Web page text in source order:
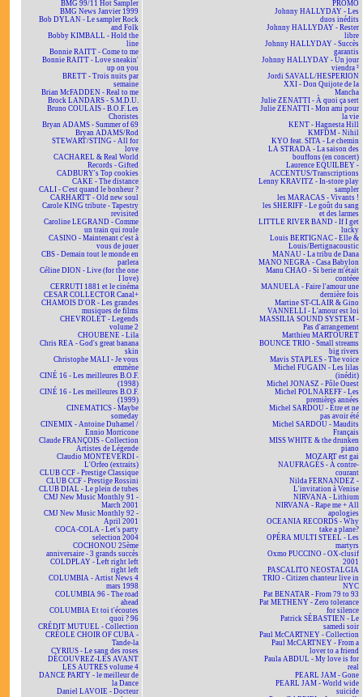
BMG 99/11 Hot Sampler
BMG News Janvier 1999
Bob DYLAN - Le sampler Rock
and Folk
Bobby KIMBALL - Hold the
line
Bonnie RAITT - Come to me
Bonnie RAITT - Love sneakin'
up on you
BRETT - Trois nuits par
semaine
Brian McFADDEN - Real to me
Brock LANDARS - S.M.D.U.
Bruno COULAIS - B.O.F. Les
Choristes
Bryan ADAMS - Summer of 69
Bryan ADAMS/Rod
STEWART/STING - All for
love
CACHAREL & Real World
Records - Gifted
CADBURY's Top cookies
CAKE - The distance
CALI - C'est quand le bonheur ?
CARHARTT - Old new soul
Carole KING tribute - Tapestry
revisited
Caroline LEGRAND - Comme
un train qui roule
CASINO - Maintenant c'est à
vous de jouer
CBS - Demain tout le monde en
parlera
Céline DION - Live (for the one
I love)
CERRUTI 1881 et le cinéma
CESAR COLLECTOR Canal+
CHAMOIS D'OR - Les grandes
musiques de films
CHEVROLET - Legends
volume 2
CHOUBENE - Lila
Chris REA - God's great banana
skin
Christophe MALI - Je vous
emmène
CINÉ 16 - Les meilleures B.O.F.
(1998)
CINÉ 16 - Les meilleures B.O.F.
(1999)
CINEMATICS - Maybe
someday
CINEMIX - Antoine Duhamel /
Ennio Morricone
Claude FRANÇOIS - Collection
Artistes de Légende
Claudio MONTEVERDI -
L'Orfeo (extraits)
CLUB CCF - Prestige Classique
CLUB CCF - Prestige Rossini
CLUB DIAL - Le plein de tubes
CMJ New Music Monthly 91 -
March 2001
CMJ New Music Monthly 92 -
April 2001
COCA-COLA - Let's party
selection 2004
COCHONOU 25ème
anniversaire - 3 grands succès
COLDPLAY - Left right left
right left
COLUMBIA - Artist News 4
mars 1998
COLUMBIA 96 - The road
ahead
COLUMBIA Et toi t'écoutes
quoi ? 96
CRÉDIT MUTUEL - Collection
CRÉOLE CHOIR OF CUBA -
Tande-la
CYRIUS - Le sang des roses
DÉCOUVREZ-LES AVANT
LES AUTRES volume 4
DANCE PARTY - le meilleur de
la Dance
Daniel LAVOIE - Docteur
PROMO
Johnny HALLYDAY - Les
duos inédits
Johnny HALLYDAY - Rester
libre
Johnny HALLYDAY - Succès
garantis
Johnny HALLYDAY - Un jour
viendra ²
Jordi SAVALL/HESPERION
XXI - Don Quijote de la
Mancha
Julie ZENATTI - À quoi ça sert
Julie ZENATTI - Mon ami pour
la vie
KENT - Hagnesta Hill
KMFDM - Nihil
KYO feat. SITA - Le chemin
LA STRADA - La saison des
bouffons (en concert)
Laurence EQUILBEY -
ACCENTUS/Transcriptions
Lenny KRAVITZ - In-store play
sampler
les MARACAS - Vivants !
les SHERIFF - Le goût du sang
et des larmes
LITTLE RIVER BAND - If I get
lucky
Louis BERTIGNAC - Elle &
Louis/Bertignacoustic
MANAU - La tribu de Dana
MANO NEGRA - Casa Babylon
Manu CHAO - Si berie m'était
contéee
MANUELA - Faire l'amour une
dernière fois
Martine ST-CLAIR & Gino
VANNELLI - L'amour est loi
MASSILIA SOUND SYSTEM -
Pas d'arrangement
Matthieu MARTOURET
BOUNCE TRIO - Small streams
big rivers
Mavis STAPLES - The voice
Michel FUGAIN - Les lilas
(inédit)
Michel JONASZ - Pôle Ouest
Michel POLNAREFF - Les
premières années
Michel SARDOU - Être et ne
pas avoir été
Michel SARDOU - Maudits
Français
MISS WHITE & the drunken
piano
MOZART est gai
NAUFRAGÉS - À contre-
courant
Nilda FERNANDEZ -
L'invitation à Venise
NIRVANA - Lithium
NIRVANA - Rape me + All
apologies
OCEANIA RECORDS - Why
take a plane?
OPÉRA MULTI STEEL - Les
martyrs
Oxmo PUCCINO - OX-clusif
2001
PASCALITO NEOSTALGIA
TRIO - Citizen chanteur live in
NYC
Pat BENATAR - From 79 to 93
Pat METHENY - Zero tolerance
for silence
Patrick SÉBASTIEN - Le
samedi soir
Paul McCARTNEY - Collection
Paul McCARTNEY - From a
lover to a friend
Paula ABDUL - My love is for
real
PEARL JAM - Gone
PEARL JAM - World wide
suicide